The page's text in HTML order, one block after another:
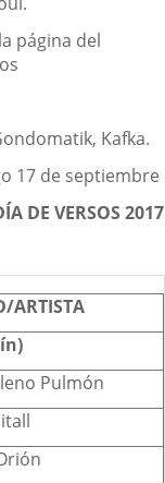
página del
Kafka.
17 de septiembre
DE VERSOS 2017
ARTISTA
Pulmón